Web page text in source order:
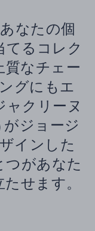
あなたの個
るコレク
質なチェー
グにもエ
ャクリーヌ
がジョージ
インした
つがあなた
せます。